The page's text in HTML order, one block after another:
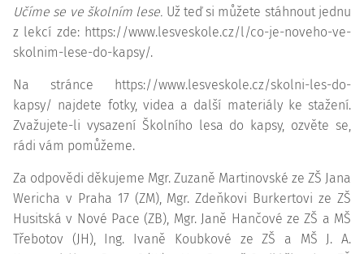
Učíme se ve školním lese. Už teď si můžete stáhnout jednu
z lekcí zde: https://www.lesveskole.cz/l/co-je-noveho-ve-
skolnim-lese-do-kapsy/.
Na stránce https://www.lesveskole.cz/skolni-les-do-
kapsy/ najdete fotky, videa a další materiály ke stažení.
Zvažujete-li vysazení Školního lesa do kapsy, ozvěte se,
rádi vám pomůžeme.
Za odpovědi děkujeme Mgr. Zuzaně Martinovské ze ZŠ Jana
Wericha v Praha 17 (ZM), Mgr. Zdeňkovi Burkertovi ze ZŠ
Husitská v Nové Pace (ZB), Mgr. Janě Hančové ze ZŠ a MŠ
Třebotov (JH), Ing. Ivaně Koubkové ze ZŠ a MŠ J. A.